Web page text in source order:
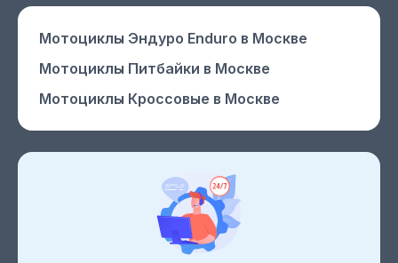
Мотоциклы Эндуро Enduro в Москве
Мотоциклы Питбайки в Москве
Мотоциклы Кроссовые в Москве